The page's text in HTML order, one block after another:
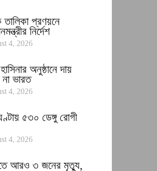
প্রণয়নে
নির্দেশ
4, 2026
অনুষ্ঠানে দায়
না ভারত
4, 2026
৫৩০ ডেঙ্গু রোগী
4, 2026
আরও ৩ জনের মৃত্যু,